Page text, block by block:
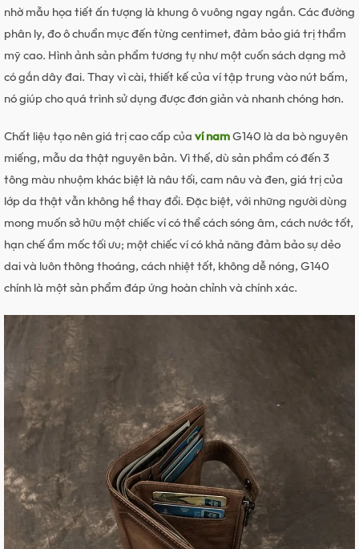
nhờ mẫu họa tiết ấn tượng là khung ô vuông ngay ngắn. Các đường
phân ly, đo ô chuẩn mực đến từng centimet, đảm bảo giá trị thẩm
mỹ cao. Hình ảnh sản phẩm tương tự như một cuốn sách dạng mở
có gắn dây đai. Thay vì cài, thiết kế của ví tập trung vào nút bấm,
nó giúp cho quá trình sử dụng được đơn giản và nhanh chóng hơn.
Chất liệu tạo nên giá trị cao cấp củaví namG140 là da bò nguyên
miếng, mẫu da thật nguyên bản. Vì thế, dù sản phẩm có đến 3
tông màu nhuộm khác biệt là nâu tối, cam nâu và đen, giá trị của
lớp da thật vẫn không hề thay đổi. Đặc biệt, với những người dùng
mong muốn sở hữu một chiếc ví có thể cách sóng âm, cách nước tốt,
hạn chế ẩm mốc tối ưu; một chiếc ví có khả năng đảm bảo sự dẻo
dai và luôn thông thoáng, cách nhiệt tốt, không dễ nóng, G140
chính là một sản phẩm đáp ứng hoàn chỉnh và chính xác.